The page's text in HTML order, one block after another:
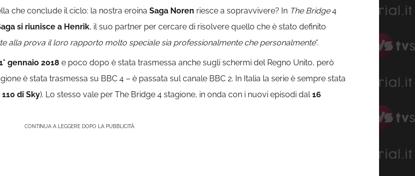
che conclude il ciclo: la nostra eroina Saga Noren riesce a sopravvivere? In The Bridge4
si riunisce a Henrik, il suo partner per cercare di risolvere quello che è stato definito
alla prova il loro rapporto molto speciale sia professionalmente che personalmente“.
gennaio 2018 e poco dopo è stata trasmessa anche sugli schermi del Regno Unito, però
è stata trasmessa su BBC 4 – è passata sul canale BBC 2. In Italia la serie è sempre stata
di Sky). Lo stesso vale per The Bridge 4 stagione, in onda con i nuovi episodi dal16
CONTINUA A LEGGERE DOPO LA PUBBLICITÀ